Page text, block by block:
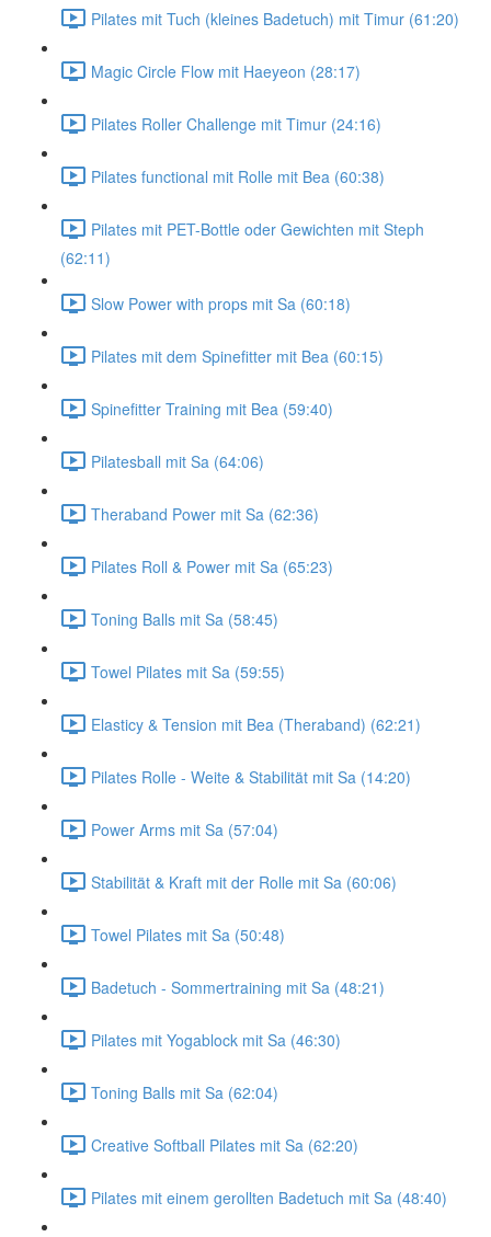
Pilates mit Tuch (kleines Badetuch) mit Timur (61:20)
Magic Circle Flow mit Haeyeon (28:17)
Pilates Roller Challenge mit Timur (24:16)
Pilates functional mit Rolle mit Bea (60:38)
Pilates mit PET-Bottle oder Gewichten mit Steph
(62:11)
Slow Power with props mit Sa (60:18)
Pilates mit dem Spinefitter mit Bea (60:15)
Spinefitter Training mit Bea (59:40)
Pilatesball mit Sa (64:06)
Theraband Power mit Sa (62:36)
Pilates Roll & Power mit Sa (65:23)
Toning Balls mit Sa (58:45)
Towel Pilates mit Sa (59:55)
Elasticy & Tension mit Bea (Theraband) (62:21)
Pilates Rolle - Weite & Stabilität mit Sa (14:20)
Power Arms mit Sa (57:04)
Stabilität & Kraft mit der Rolle mit Sa (60:06)
Towel Pilates mit Sa (50:48)
Badetuch - Sommertraining mit Sa (48:21)
Pilates mit Yogablock mit Sa (46:30)
Toning Balls mit Sa (62:04)
Creative Softball Pilates mit Sa (62:20)
Pilates mit einem gerollten Badetuch mit Sa (48:40)